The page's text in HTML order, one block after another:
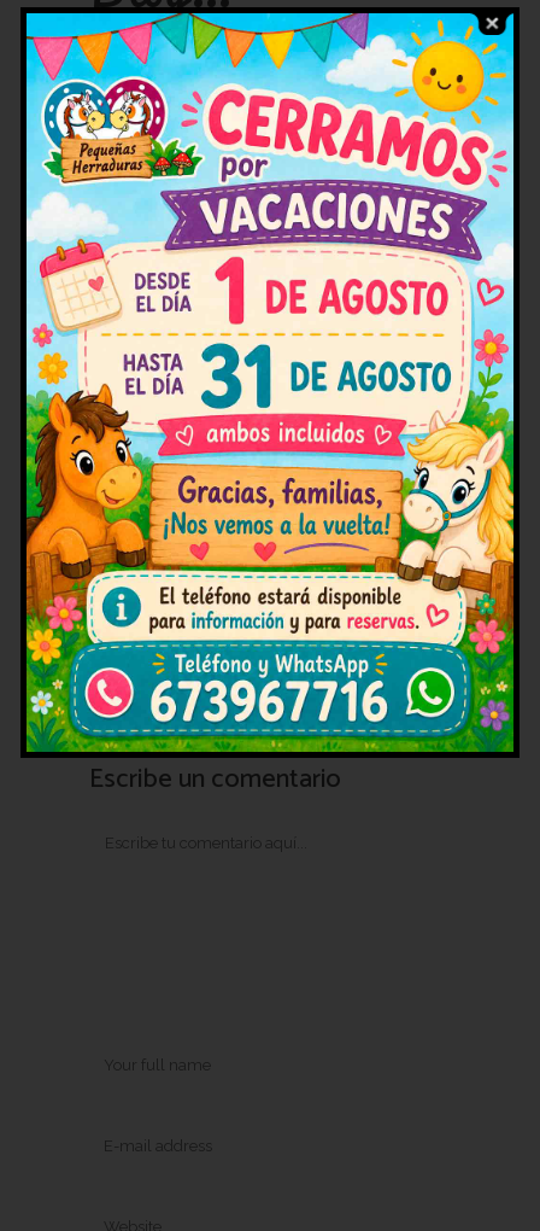
El vínculo especial entre el
niño y el pony
Entre el niño y el caballo (o pony)
se establece un vínculo de afecto
natural sin…
¿Por qué pasar un día con un
poni en la naturaleza es tan
recomendable para los peques?
Descubre todas las ventajas que
ofrece pasar un día con un poni
rodeado de la…
Principales beneficios de la
equitación para los niños
La equitación aporta un sin fin de
beneficios para los más pequeños
de la casa.…
Escribe un comentario